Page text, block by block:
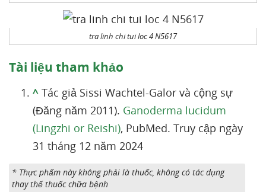
tra linh chi tui loc 4 N5617
Tài liệu tham khảo
^ Tác giả Sissi Wachtel-Galor và cộng sự
(Đăng năm 2011). Ganoderma lucidum
(Lingzhi or Reishi), PubMed. Truy cập ngày
31 tháng 12 năm 2024
* Thực phẩm này không phải là thuốc, không có tác dụng
thay thế thuốc chữa bệnh